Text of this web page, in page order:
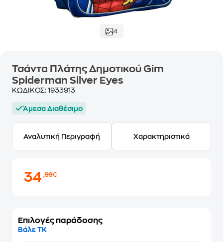
4
Τσάντα Πλάτης Δημοτικού Gim
Spiderman Silver Eyes
ΚΩΔΙΚΟΣ: 1933913
Άμεσα Διαθέσιμο
Αναλυτική Περιγραφή Χαρακτηριστικά
34,99€
Επιλογές παράδοσης
Βάλε ΤΚ